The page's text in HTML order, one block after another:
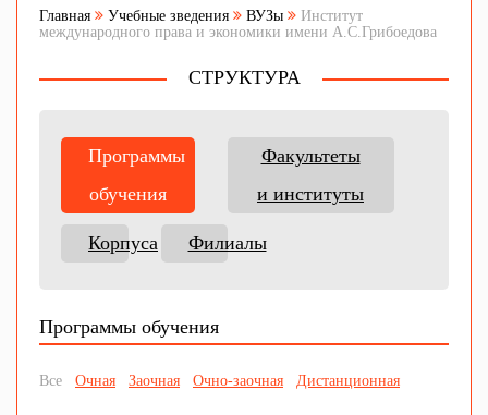
Главная Учебные зведения ВУЗы
Институт
международного права и экономики имени А.С.Грибоедова
СТРУКТУРА
Программы
обучения
Факультеты
и институты
Корпуса Филиалы
Программы обучения
Все Очная Заочная Очно-заочная Дистанционная